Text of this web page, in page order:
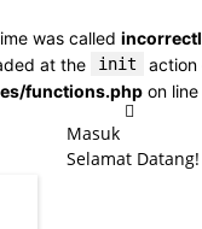
was called
at the
init action
functions.php on line
Masuk
Selamat